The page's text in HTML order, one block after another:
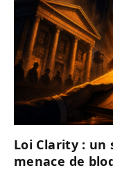
Loi Clarity :
menace de